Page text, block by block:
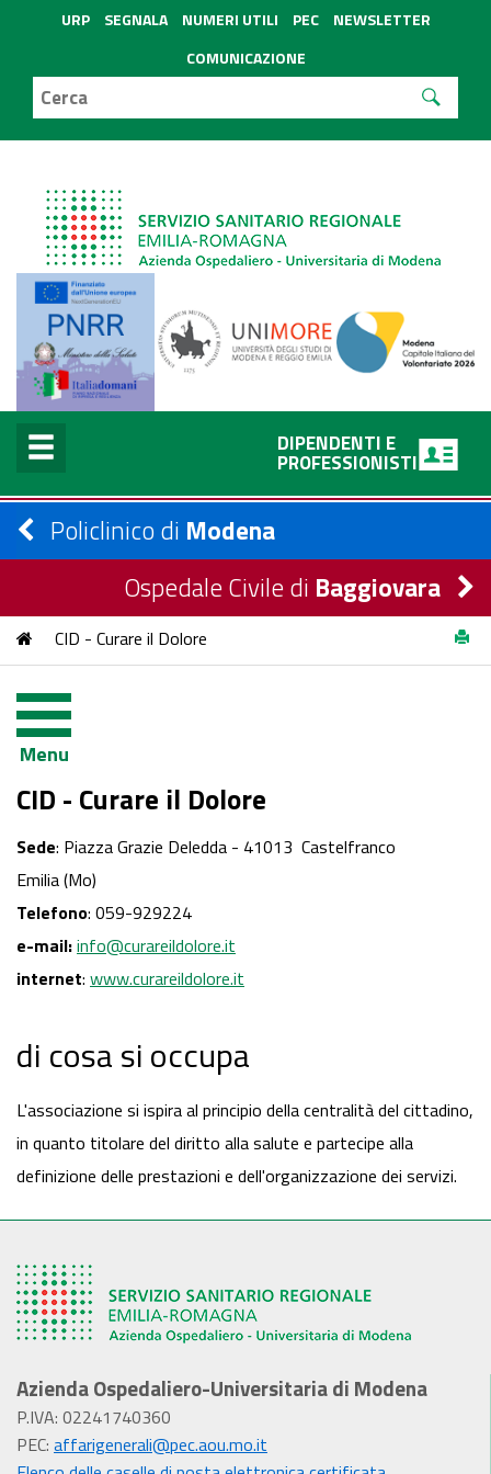
URP SEGNALA NUMERI UTILI PEC
NEWSLETTER
COMUNICAZIONE
DIPENDENTI E
PROFESSIONISTI
Policlinico di Modena
Ospedale Civile di Baggiovara
CID - Curare il Dolore
Menu
CID - Curare il Dolore
Sede: Piazza Grazie Deledda - 41013 Castelfranco
Emilia (Mo)
Telefono: 059-929224
e-mail:info@curareildolore.it
internet: www.curareildolore.it
di cosa si occupa
L'associazione si ispira al principio della centralità del cittadino,
in quanto titolare del diritto alla salute e partecipe alla
definizione delle prestazioni e dell'organizzazione dei servizi.
Azienda Ospedaliero-Universitaria di Modena
P.IVA: 02241740360
PEC: affarigenerali@pec.aou.mo.it